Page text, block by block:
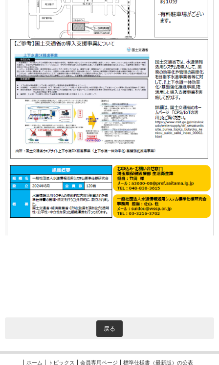
戻る
ホーム トピックス 会員専用ページ
標準仕様書（最新版）の公表